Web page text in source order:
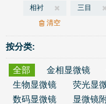
相衬 三目
清空
按分类:
全部 金相显微镜
生物显微镜
荧光显
数码显微镜
显微镜